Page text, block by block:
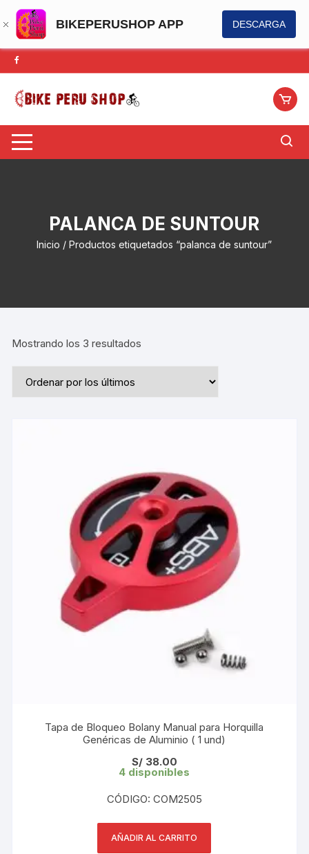
BIKEPERUSHOP APP DESCARGA
Saltar
al
contenido
PALANCA DE SUNTOUR
Inicio / Productos etiquetados “palanca de suntour”
Mostrando los 3 resultados
Tapa de Bloqueo Bolany Manual para Horquilla
Genéricas de Aluminio ( 1 und)
S/38.00
4 disponibles
CÓDIGO: COM2505
AÑADIR AL CARRITO